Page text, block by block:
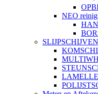
NEO
SLIJPSCHIJVEN